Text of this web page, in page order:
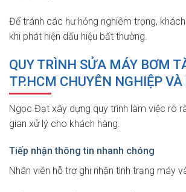
Để tránh các hư hỏng nghiêm trọng,
khi phát hiện dấu hiệu bất thường.
QUY TRÌNH SỬA MÁY BƠM
TP.HCM CHUYÊN NGHIỆP
Ngọc Đạt xây dựng quy trình làm việc rõ
gian xử lý cho khách hàng.
Tiếp nhận thông tin nhanh chóng
Nhân viên hỗ trợ ghi nhận tình trạng máy